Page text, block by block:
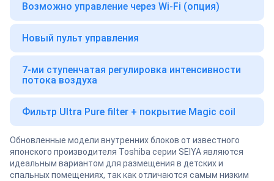
Возможно управление через Wi-Fi (опция)
Новый пульт управления
7-ми ступенчатая регулировка интенсивности
потока воздуха
Фильтр Ultra Pure filter + покрытие Magic coil
Обновленные модели внутренних блоков от известного
японского производителя Toshiba серии SEIYA являются
идеальным вариантом для размещения в детских и
спальных помещениях, так как отличаются самым низким